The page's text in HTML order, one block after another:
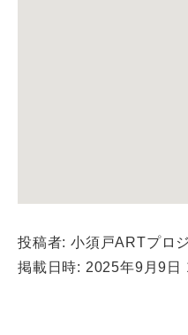
投稿者: 小須戸ARTプロ
掲載日時: 2025年9月9日